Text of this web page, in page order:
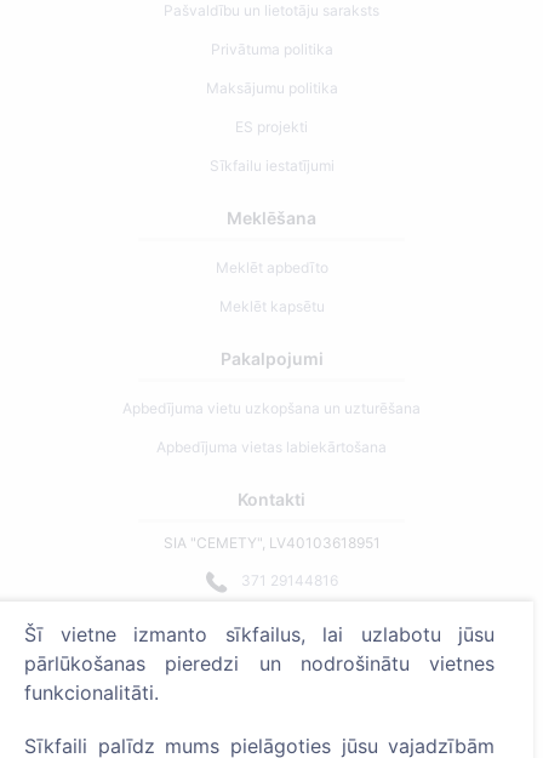
Pašvaldību un lietotāju saraksts
Privātuma politika
Maksājumu politika
ES projekti
Sīkfailu iestatījumi
Meklēšana
Meklēt apbedīto
Meklēt kapsētu
Pakalpojumi
Apbedījuma vietu uzkopšana un uzturēšana
Apbedījuma vietas labiekārtošana
Kontakti
SIA "CEMETY", LV40103618951
371 29144816
Strādājam visā Latvijā!
Šī vietne izmanto sīkfailus, lai uzlabotu jūsu
pārlūkošanas pieredzi un nodrošinātu vietnes
funkcionalitāti.
Sīkfaili palīdz mums pielāgoties jūsu vajadzībām